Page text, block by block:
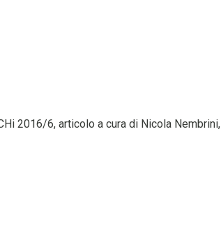
2016/6, articolo a cura di Nicola Nembrini,